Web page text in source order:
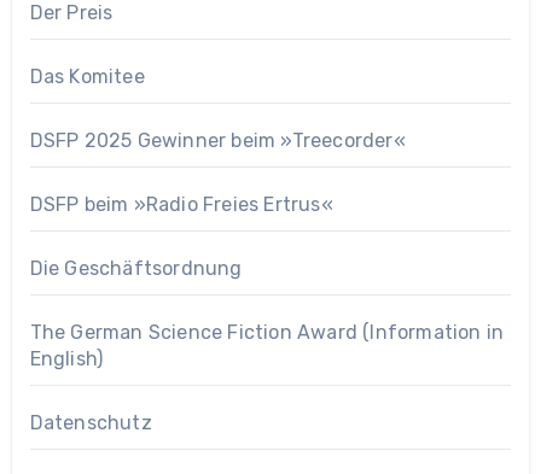
Der Preis
Das Komitee
DSFP 2025 Gewinner beim »Treecorder«
DSFP beim »Radio Freies Ertrus«
Die Geschäftsordnung
The German Science Fiction Award (Information in
English)
Datenschutz